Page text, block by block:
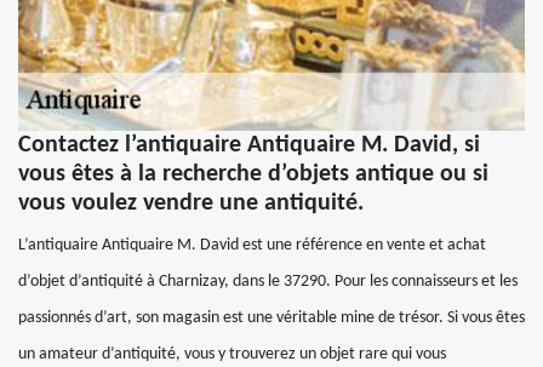
Contactez l’antiquaire Antiquaire M. David, si
vous êtes à la recherche d’objets antique ou si
vous voulez vendre une antiquité.
L’antiquaire Antiquaire M. David est une référence en vente et achat
d’objet d’antiquité à Charnizay, dans le 37290. Pour les connaisseurs et les
passionnés d’art, son magasin est une véritable mine de trésor. Si vous êtes
un amateur d’antiquité, vous y trouverez un objet rare qui vous